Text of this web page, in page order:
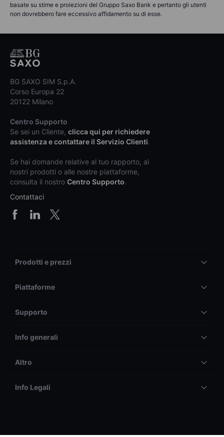
basate su stime e proiezioni del Gruppo Saxo Bank e pertanto gli utenti
non dovrebbero fare eccessivo affidamento su di esse.
BG SAXO SIM S.p.A.
Corso Europa 22
20122 Milano
Centro Supporto
Se sei un Cliente, clicca qui per richiedere
assistenza e contattare il Servizio Clienti.
Se hai domande relative al tuo rapporto, ai
nostri prodotti o alle nostre piattaforme,
consulta il nostro Centro Supporto.
Contattaci
Prodotti e prezzi
Piattaforme
Supporto
Info generali
Altro
Info Legali